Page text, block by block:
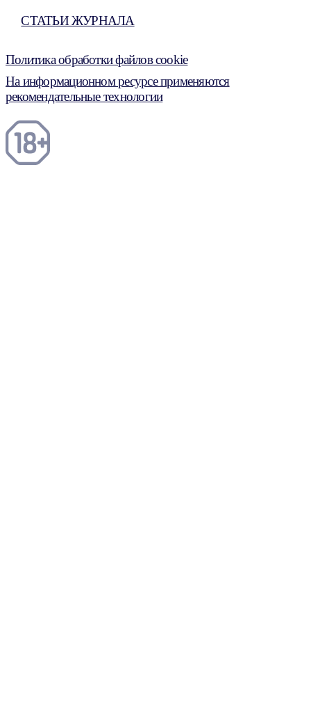
СТАТЬИ ЖУРНАЛА
Политика обработки файлов cookie
На информационном ресурсе применяются
рекомендательные технологии